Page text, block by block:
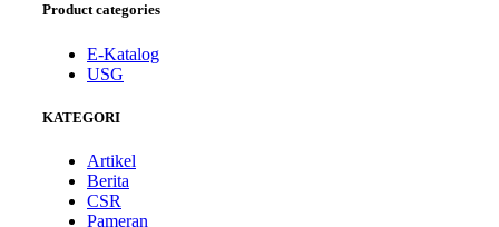
Product categories
E-Katalog
USG
KATEGORI
Artikel
Berita
CSR
Pameran